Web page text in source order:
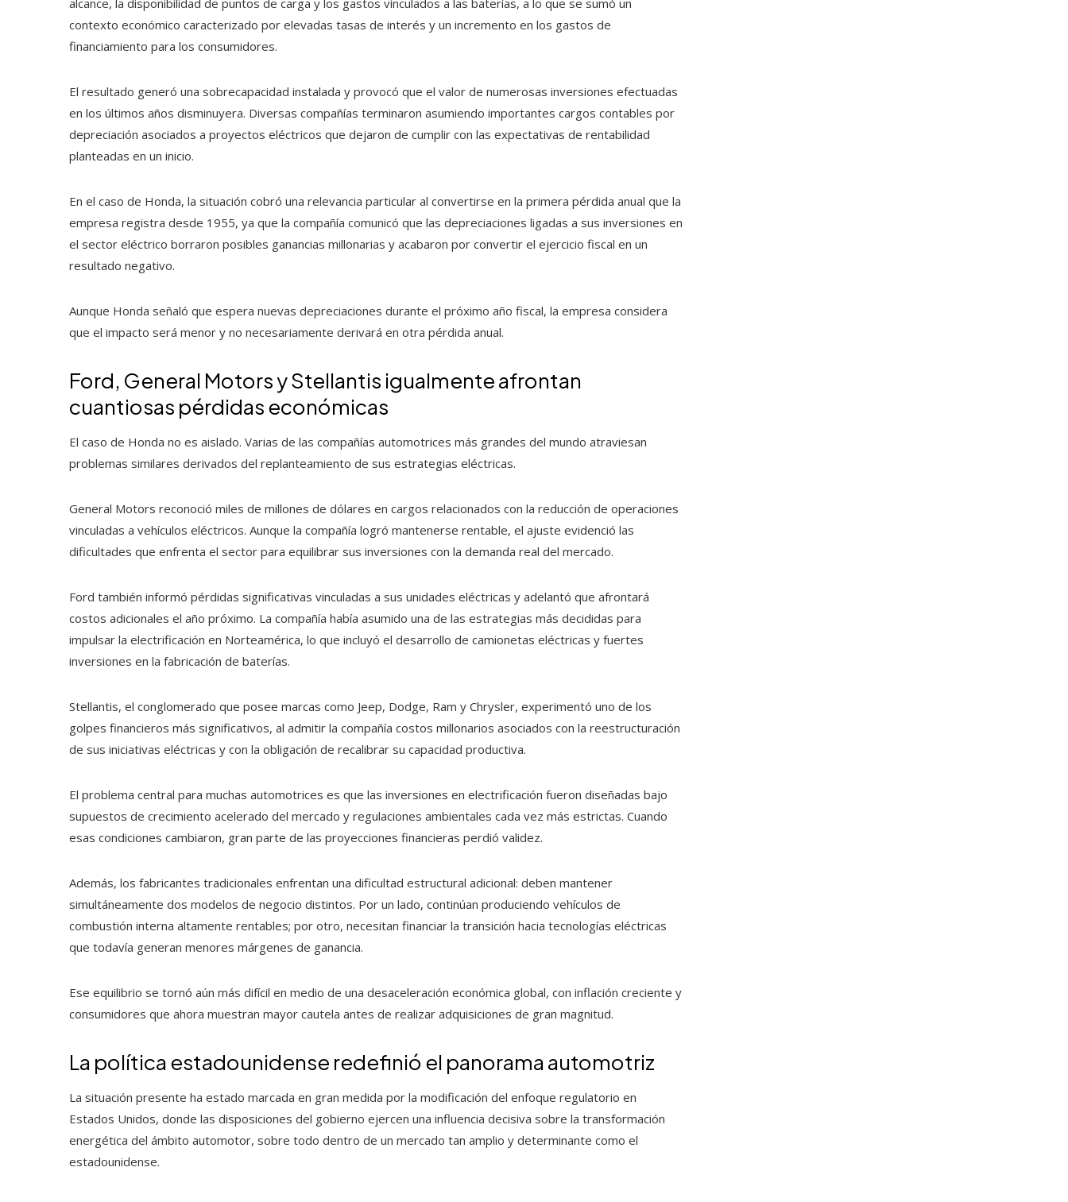
alcance, la disponibilidad de puntos de carga y los gastos vinculados a las baterías, a lo que se sumó un
contexto económico caracterizado por elevadas tasas de interés y un incremento en los gastos de
financiamiento para los consumidores.
El resultado generó una sobrecapacidad instalada y provocó que el valor de numerosas inversiones efectuadas
en los últimos años disminuyera. Diversas compañías terminaron asumiendo importantes cargos contables por
depreciación asociados a proyectos eléctricos que dejaron de cumplir con las expectativas de rentabilidad
planteadas en un inicio.
En el caso de Honda, la situación cobró una relevancia particular al convertirse en la primera pérdida anual que la
empresa registra desde 1955, ya que la compañía comunicó que las depreciaciones ligadas a sus inversiones en
el sector eléctrico borraron posibles ganancias millonarias y acabaron por convertir el ejercicio fiscal en un
resultado negativo.
Aunque Honda señaló que espera nuevas depreciaciones durante el próximo año fiscal, la empresa considera
que el impacto será menor y no necesariamente derivará en otra pérdida anual.
Ford, General Motors y Stellantis igualmente afrontan
cuantiosas pérdidas económicas
El caso de Honda no es aislado. Varias de las compañías automotrices más grandes del mundo atraviesan
problemas similares derivados del replanteamiento de sus estrategias eléctricas.
General Motors reconoció miles de millones de dólares en cargos relacionados con la reducción de operaciones
vinculadas a vehículos eléctricos. Aunque la compañía logró mantenerse rentable, el ajuste evidenció las
dificultades que enfrenta el sector para equilibrar sus inversiones con la demanda real del mercado.
Ford también informó pérdidas significativas vinculadas a sus unidades eléctricas y adelantó que afrontará
costos adicionales el año próximo. La compañía había asumido una de las estrategias más decididas para
impulsar la electrificación en Norteamérica, lo que incluyó el desarrollo de camionetas eléctricas y fuertes
inversiones en la fabricación de baterías.
Stellantis, el conglomerado que posee marcas como Jeep, Dodge, Ram y Chrysler, experimentó uno de los
golpes financieros más significativos, al admitir la compañía costos millonarios asociados con la reestructuración
de sus iniciativas eléctricas y con la obligación de recalibrar su capacidad productiva.
El problema central para muchas automotrices es que las inversiones en electrificación fueron diseñadas bajo
supuestos de crecimiento acelerado del mercado y regulaciones ambientales cada vez más estrictas. Cuando
esas condiciones cambiaron, gran parte de las proyecciones financieras perdió validez.
Además, los fabricantes tradicionales enfrentan una dificultad estructural adicional: deben mantener
simultáneamente dos modelos de negocio distintos. Por un lado, continúan produciendo vehículos de
combustión interna altamente rentables; por otro, necesitan financiar la transición hacia tecnologías eléctricas
que todavía generan menores márgenes de ganancia.
Ese equilibrio se tornó aún más difícil en medio de una desaceleración económica global, con inflación creciente y
consumidores que ahora muestran mayor cautela antes de realizar adquisiciones de gran magnitud.
La política estadounidense redefinió el panorama automotriz
La situación presente ha estado marcada en gran medida por la modificación del enfoque regulatorio en
Estados Unidos, donde las disposiciones del gobierno ejercen una influencia decisiva sobre la transformación
energética del ámbito automotor, sobre todo dentro de un mercado tan amplio y determinante como el
estadounidense.